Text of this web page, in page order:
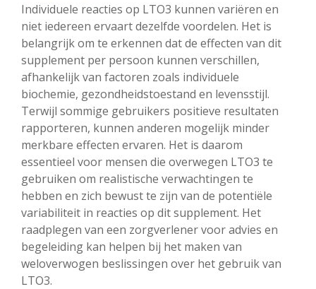
Individuele reacties op LTO3 kunnen variëren en
niet iedereen ervaart dezelfde voordelen. Het is
belangrijk om te erkennen dat de effecten van dit
supplement per persoon kunnen verschillen,
afhankelijk van factoren zoals individuele
biochemie, gezondheidstoestand en levensstijl.
Terwijl sommige gebruikers positieve resultaten
rapporteren, kunnen anderen mogelijk minder
merkbare effecten ervaren. Het is daarom
essentieel voor mensen die overwegen LTO3 te
gebruiken om realistische verwachtingen te
hebben en zich bewust te zijn van de potentiële
variabiliteit in reacties op dit supplement. Het
raadplegen van een zorgverlener voor advies en
begeleiding kan helpen bij het maken van
weloverwogen beslissingen over het gebruik van
LTO3.